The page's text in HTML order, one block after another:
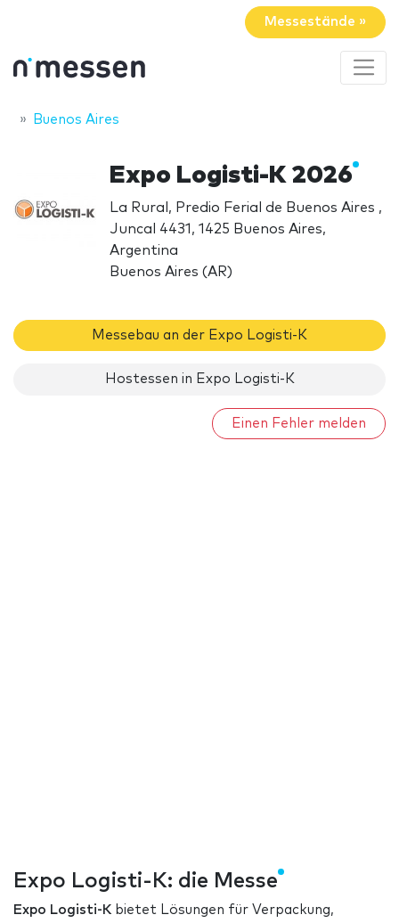
Messestände »
Buenos Aires
Expo Logisti-K 2026
La Rural, Predio Ferial de Buenos Aires ,
Juncal 4431, 1425 Buenos Aires,
Argentina
Buenos Aires (AR)
Messebau an der Expo Logisti-K
Hostessen in Expo Logisti-K
Einen Fehler melden
Expo Logisti-K: die Messe
Expo Logisti-K bietet Lösungen für Verpackung,